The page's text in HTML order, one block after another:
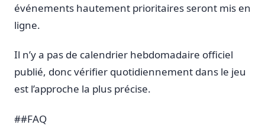
événements hautement prioritaires seront mis en
ligne.
Il n’y a pas de calendrier hebdomadaire officiel
publié, donc vérifier quotidiennement dans le jeu
est l’approche la plus précise.
##FAQ